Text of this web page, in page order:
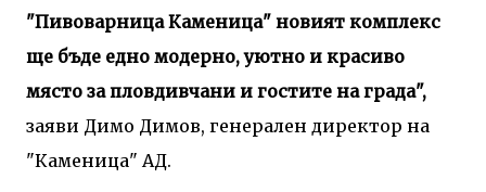
"Пивоварница Каменица" новият комплекс
ще бъде едно модерно, уютно и красиво
място за пловдивчани и гостите на града",
заяви Димо Димов, генерален директор на
"Каменица" АД.